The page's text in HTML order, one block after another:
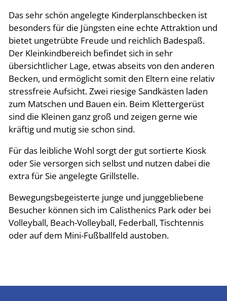
Das sehr schön angelegte Kinderplanschbecken ist
besonders für die Jüngsten eine echte Attraktion und
bietet ungetrübte Freude und reichlich Badespaß.
Der Kleinkindbereich befindet sich in sehr
übersichtlicher Lage, etwas abseits von den anderen
Becken, und ermöglicht somit den Eltern eine relativ
stressfreie Aufsicht. Zwei riesige Sandkästen laden
zum Matschen und Bauen ein. Beim Klettergerüst
sind die Kleinen ganz groß und zeigen gerne wie
kräftig und mutig sie schon sind.
Für das leibliche Wohl sorgt der gut sortierte Kiosk
oder Sie versorgen sich selbst und nutzen dabei die
extra für Sie angelegte Grillstelle.
Bewegungsbegeisterte junge und junggebliebene
Besucher können sich im Calisthenics Park oder bei
Volleyball, Beach-Volleyball, Federball, Tischtennis
oder auf dem Mini-Fußballfeld austoben.